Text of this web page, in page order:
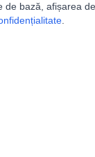
bază, afișarea